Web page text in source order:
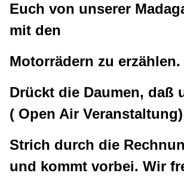
Euch von unserer
mit den
Motorrädern zu erzählen.
Drückt die Daumen, daß
( Open Air
Strich durch die
und kommt vorbei. Wir